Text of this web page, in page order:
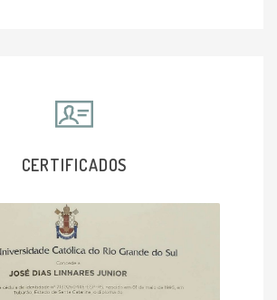
CERTIFICADOS